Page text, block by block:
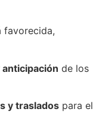
favorecida,
de los
y traslados para el